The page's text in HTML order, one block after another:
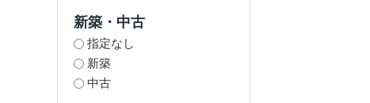
新築・中古
指定なし
新築
中古